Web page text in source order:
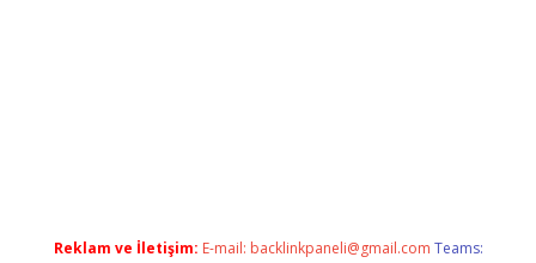
Reklam ve İletişim: E-mail: backlinkpaneli@gmail.com Teams: